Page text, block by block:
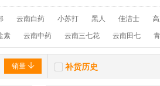
云南白药 小苏打 黑人 佳洁士
素 云南中药 云南三七花 云南田七
销量   补货历史